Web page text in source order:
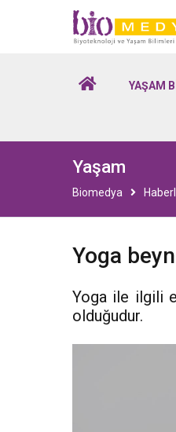
YAŞAM
Yaşam
Biomedya
Yoga
Yoga ile ilgili
olduğudur.